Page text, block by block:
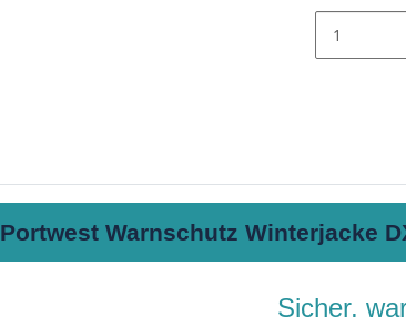
Portwest Warnschutz Winterjacke
Sicher,